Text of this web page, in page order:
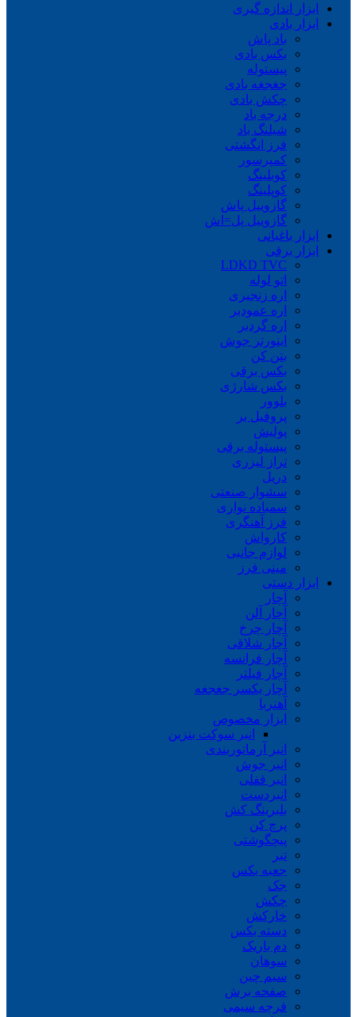
ابزار اندازه گیری
ابزار بادی
باد پاش
بکس بادی
پیستوله
جغجغه بادی
چکش بادی
درجه باد
شیلنگ باد
فرز انگشتی
کمپرسور
کوبلینگ
کوپلینگ
گازوییل پاش
گازوییل پل=اش
ابزار باغبانی
ابزار برقی
LDKD TVC
اتو لوله
اره زنجیری
اره عمودبر
اره گردبر
اینورتر جوش
بتن کن
بکس برقی
بکس شارژی
بلوور
پروفیل بر
پولیش
پیستوله برقی
تراز لیزری
دریل
سشوار صنعتی
سمباده نواری
فرز آهنگری
کارواش
لوازم جانبی
مینی فرز
ابزار دستی
آچار
آچار آلن
آچار چرخ
آچار شلاقی
آچار فرانسه
آچار فیلتر
آچار یکسر جغجغه
آهنربا
ابزار مخصوص
انبر سوکت بنزین
انبر آرماتوربندی
انبر جوش
انبر قفلی
انبردست
بلبرینگ کش
پرچ کن
پیچگوشتی
تبر
جعبه بکس
جک
چکش
خارکش
دسته بکس
دم باریک
سوهان
سیم چین
صفحه برش
فرچه سیمی